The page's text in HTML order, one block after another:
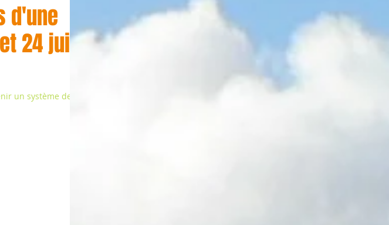
d'une
24 juin
un système de